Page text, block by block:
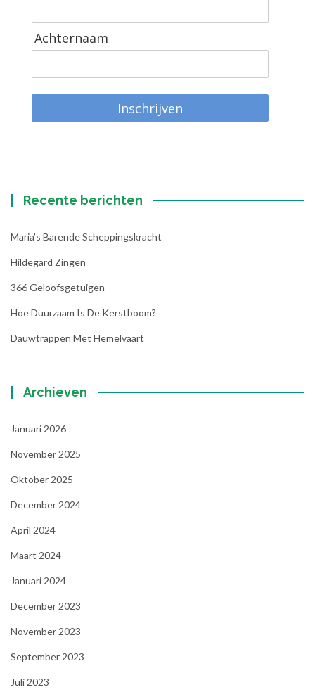
Achternaam
Inschrijven
Recente berichten
Maria’s Barende Scheppingskracht
Hildegard Zingen
366 Geloofsgetuigen
Hoe Duurzaam Is De Kerstboom?
Dauwtrappen Met Hemelvaart
Archieven
Januari 2026
November 2025
Oktober 2025
December 2024
April 2024
Maart 2024
Januari 2024
December 2023
November 2023
September 2023
Juli 2023